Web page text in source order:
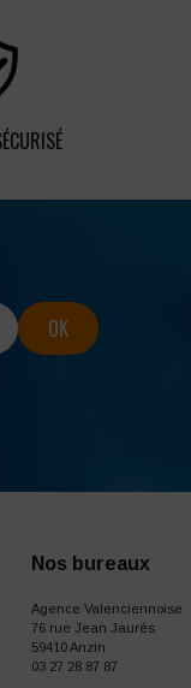
Nos bureaux
Agence Valenciennoise
76 rue Jean Jaurès
59410 Anzin
03 27 28 87 87